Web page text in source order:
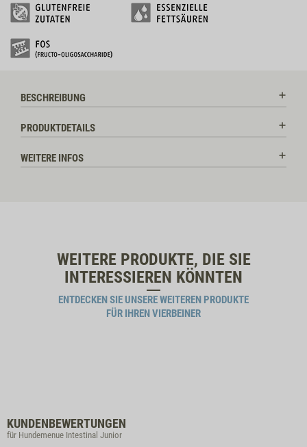
BESCHREIBUNG
PRODUKTDETAILS
WEITERE INFOS
WEITERE PRODUKTE, DIE SIE
INTERESSIEREN KÖNNTEN
ENTDECKEN SIE UNSERE WEITEREN PRODUKTE
FÜR IHREN VIERBEINER
KUNDENBEWERTUNGEN
für Hundemenue Intestinal Junior